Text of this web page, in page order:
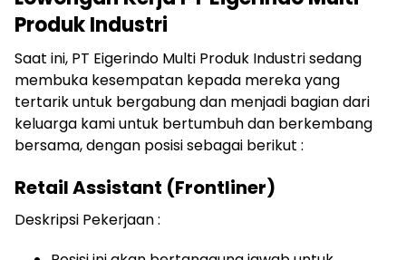
Produk Industri
Saat ini, PT Eigerindo Multi Produk Industrisedang
membuka kesempatan kepada mereka yang
tertarik untuk bergabung dan menjadi bagian dari
keluarga kami untuk bertumbuh dan berkembang
bersama, dengan posisi sebagai berikut :
Retail Assistant (Frontliner)
Deskripsi Pekerjaan :